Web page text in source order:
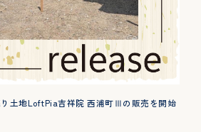
り土地LoftPia吉祥院 西浦町Ⅲの販売を開始